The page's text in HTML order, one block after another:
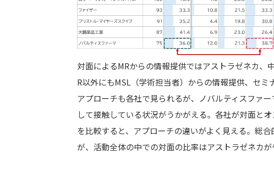
対面によるMRからの情報提供ではアストラゼネカ、
R以外にもMSL（学術担当者）からの情報提供、セ
アプローチも各社で見られるが、ノバルティスファ
して接触している状況がうかがえる。各社が対面と
を比較すると、アプローチの違いがよく見える。総
が、活動全体の中での対面の比率はアストラゼネカが